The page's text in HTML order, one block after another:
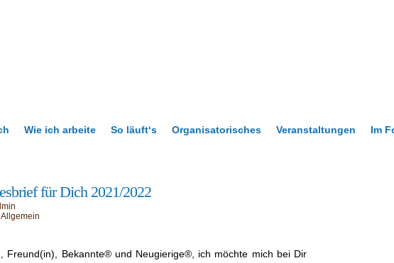
Wie ich arbeite So läuft‘s Organisatorisches Veranstaltungen Im
für Dich 2021/2022
Allgemein
Freund(in), Bekan­nte® und Neugierige®, ich möchte mich bei Dir